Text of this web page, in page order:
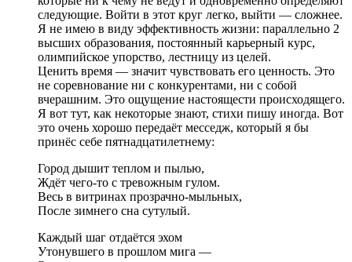
следующие. Войти в этот круг легко, выйти — сложнее.
Я не имею в виду эффективность жизни: параллельно 2
высших образования, постоянный карьерный курс,
олимпийское упорство, лестницу из целей.
Ценить время — значит чувствовать его ценность. Это
не соревнование ни с конкурентами, ни с собой
вчерашним. Это ощущение настоящести происходящего.
Я вот тут, как некоторые знают, стихи пишу иногда. Вот
это очень хорошо передаёт месседж, который я бы
принёс себе пятнадцатилетнему:
Город дышит теплом и пылью,
Ждёт чего-то с тревожным гулом.
Весь в витринах прозрачно-мыльных,
После зимнего сна сутулый.
Каждый шаг отдаётся эхом
Утонувшего в прошлом мига —